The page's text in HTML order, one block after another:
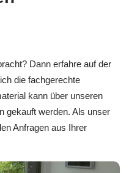
Dann erfahre auf der
die fachgerechte
kann über unseren
gekauft werden. Als unser
Anfragen aus Ihrer